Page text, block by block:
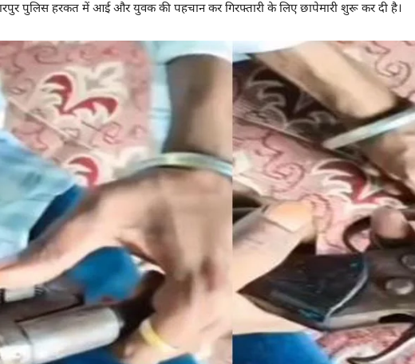
पुलिस हरकत में आई और युवक की पहचान कर गिरफ्तारी के लिए छापेमारी शुरू कर दी है।